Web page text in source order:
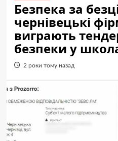
Безпека за
чернівецькі
виграють
безпеки у
2 роки тому назад